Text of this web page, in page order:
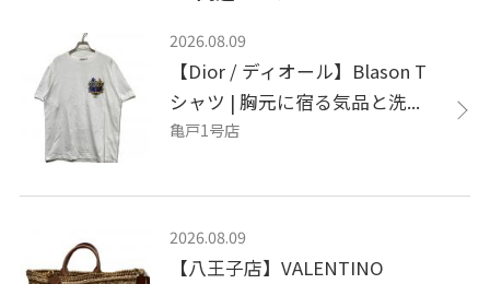
2026.08.09
【Dior / ディオール】Blason T
シャツ | 胸元に宿る気品と洗...
亀戸1号店
2026.08.09
【八王子店】VALENTINO